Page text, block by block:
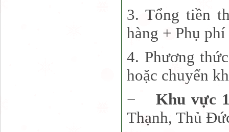
3. Tổng tiền
hàng + Phụ
4. Phương
hoặc chuyển
−
Khu vực
Thạnh, Thủ